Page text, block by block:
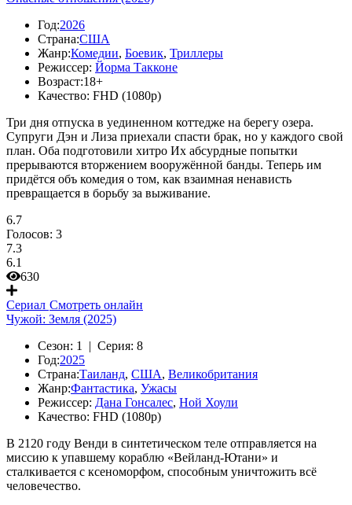
Год:2026
Страна:США
Жанр:Комедии, Боевик, Триллеры
Режиссер: Йорма Такконе
Возраст:18+
Качество: FHD (1080p)
Три дня отпуска в уединенном коттедже на берегу озера.
Супруги Дэн и Лиза приехали спасти брак, но у каждого свой
план. Оба подготовили хитро Их абсурдные попытки
прерываются вторжением вооружённой банды. Теперь им
придётся объ комедия о том, как взаимная ненависть
превращается в борьбу за выживание.
6.7
Голосов: 3
7.3
6.1
630
Сериал Смотреть онлайн
Чужой: Земля (2025)
Сезон: 1 | Серия: 8
Год:2025
Страна:Таиланд, США, Великобритания
Жанр:Фантастика, Ужасы
Режиссер: Дана Гонсалес, Ной Хоули
Качество: FHD (1080p)
В 2120 году Венди в синтетическом теле отправляется на
миссию к упавшему кораблю «Вейланд-Ютани» и
сталкивается с ксеноморфом, способным уничтожить всё
человечество.